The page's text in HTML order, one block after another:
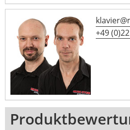
+49